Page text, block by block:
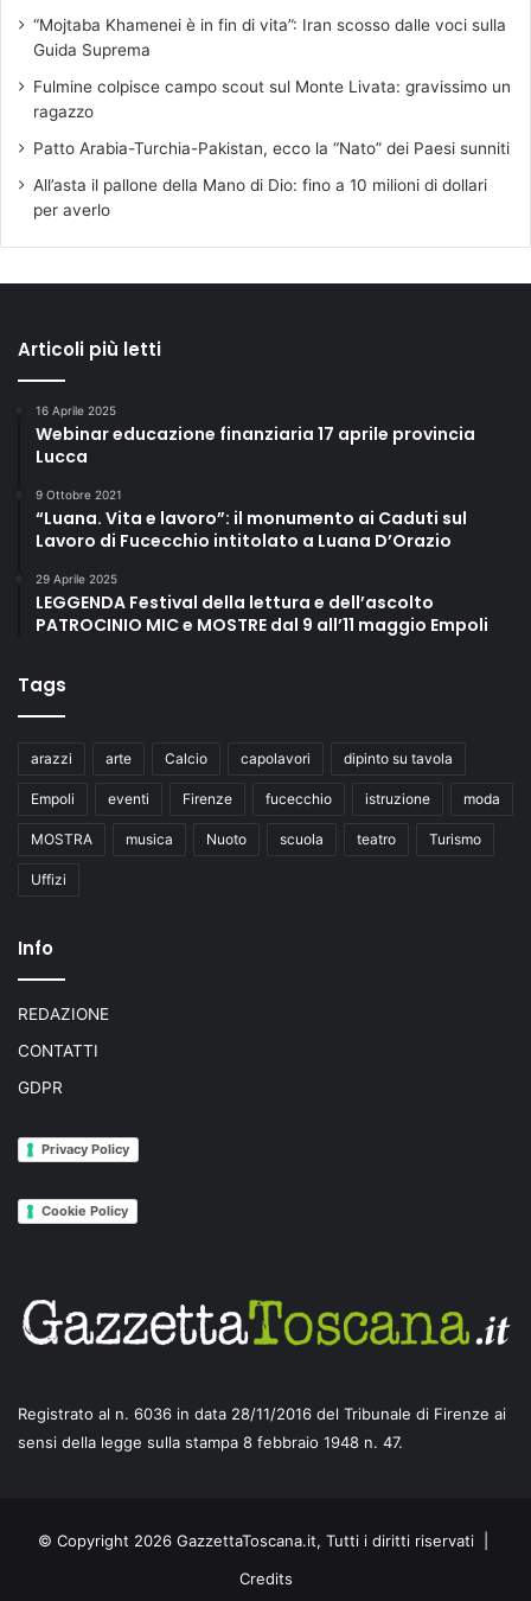
“Mojtaba Khamenei è in fin di vita”: Iran scosso dalle voci sulla
Guida Suprema
Fulmine colpisce campo scout sul Monte Livata: gravissimo un
ragazzo
Patto Arabia-Turchia-Pakistan, ecco la “Nato” dei Paesi sunniti
All’asta il pallone della Mano di Dio: fino a 10 milioni di dollari
per averlo
Articoli più letti
16 Aprile 2025
Webinar educazione finanziaria 17 aprile provincia
Lucca
9 Ottobre 2021
“Luana. Vita e lavoro”: il monumento ai Caduti sul
Lavoro di Fucecchio intitolato a Luana D’Orazio
29 Aprile 2025
LEGGENDA Festival della lettura e dell’ascolto
PATROCINIO MIC e MOSTRE dal 9 all’11 maggio Empoli
Tags
arazzi arte Calcio capolavori dipinto su tavola
Empoli eventi Firenze fucecchio istruzione moda
MOSTRA musica Nuoto scuola teatro Turismo
Uffizi
Info
REDAZIONE
CONTATTI
GDPR
Privacy Policy
Cookie Policy
Registrato al n. 6036 in data 28/11/2016 del Tribunale di Firenze ai
sensi della legge sulla stampa 8 febbraio 1948 n. 47.
© Copyright 2026 GazzettaToscana.it, Tutti i diritti riservati |
Credits